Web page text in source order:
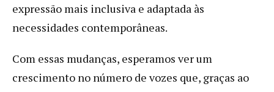
expressão mais inclusiva e adaptada às
necessidades contemporâneas.
Com essas mudanças, esperamos ver um
crescimento no número de vozes que, graças ao